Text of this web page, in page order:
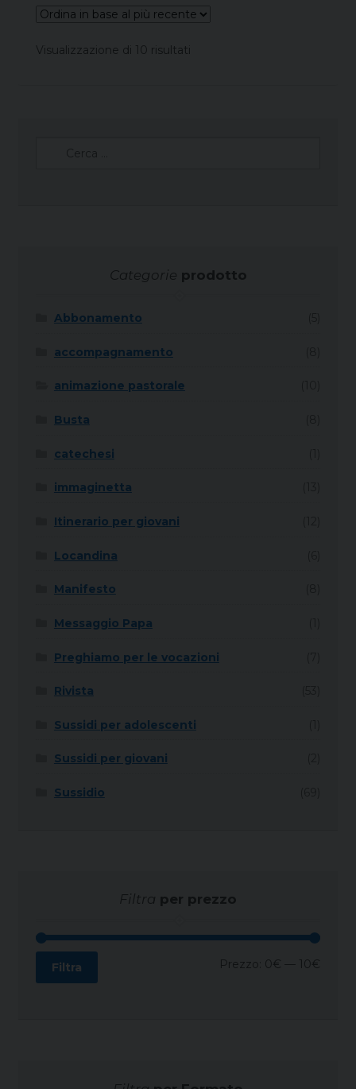
Visualizzazione di 10 risultati
Categorie prodotto
Abbonamento
accompagnamento
animazione pastorale
Busta
catechesi
immaginetta
Itinerario per giovani
Locandina
Manifesto
Messaggio Papa
Preghiamo per le vocazioni
Rivista
Sussidi per adolescenti
Sussidi per giovani
Sussidio
Filtra per prezzo
Filtra Prezzo: 0€ — 10€